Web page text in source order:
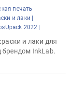
печать |
и лаки |
2022 |
и лаки для
брендом InkLab.